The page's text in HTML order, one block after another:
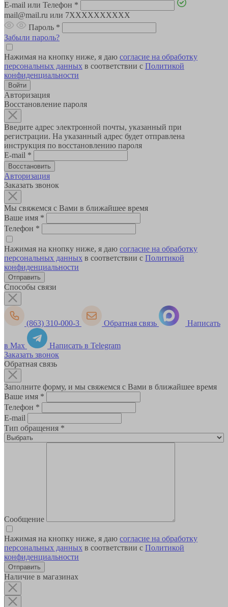
E-mail или Телефон *
mail@mail.ru или 7XXXXXXXXXX
Пароль *
Забыли пароль?
Нажимая на кнопку ниже, я даю согласие на обработку
персональных данных в соответствии с Политикой
конфиденциальности
Авторизация
Восстановление пароля
Введите адрес электронной почты, указанный при
регистрации. На указанный адрес будет отправлена
инструкция по восстановлению пароля
E-mail *
Авторизация
Заказать звонок
Мы свяжемся с Вами в ближайшее время
Ваше имя *
Телефон *
Нажимая на кнопку ниже, я даю согласие на обработку
персональных данных в соответствии с Политикой
конфиденциальности
Способы связи
(863) 310-000-3 Обратная связь Написать
в Max
Написать в Telegram
Заказать звонок
Обратная связь
Заполните форму, и мы свяжемся с Вами в ближайшее время
Ваше имя *
Телефон *
E-mail
Тип обращения *
Сообщение
Нажимая на кнопку ниже, я даю согласие на обработку
персональных данных в соответствии с Политикой
конфиденциальности
Наличие в магазинах